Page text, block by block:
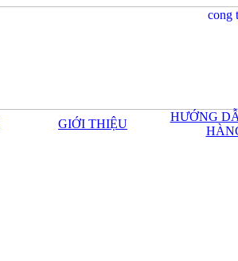
GIỚI THIỆU
HƯỚNG